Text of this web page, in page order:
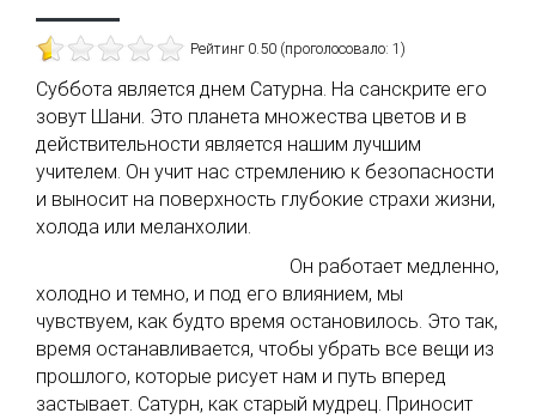
Рейтинг 0.50 (проголосовало: 1)
Суббота является днем Сатурна. На санскрите его
зовут Шани. Это планета множества цветов и в
действительности является нашим лучшим
учителем. Он учит нас стремлению к безопасности
и выносит на поверхность глубокие страхи жизни,
холода или меланхолии.
Он работает медленно,
холодно и темно, и под его влиянием, мы
чувствуем, как будто время остановилось. Это так,
время останавливается, чтобы убрать все вещи из
прошлого, которые рисует нам и путь вперед
застывает. Сатурн, как старый мудрец. Приносит